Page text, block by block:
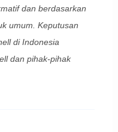
dan berdasarkan
umum. Keputusan
di Indonesia
dan pihak-pihak